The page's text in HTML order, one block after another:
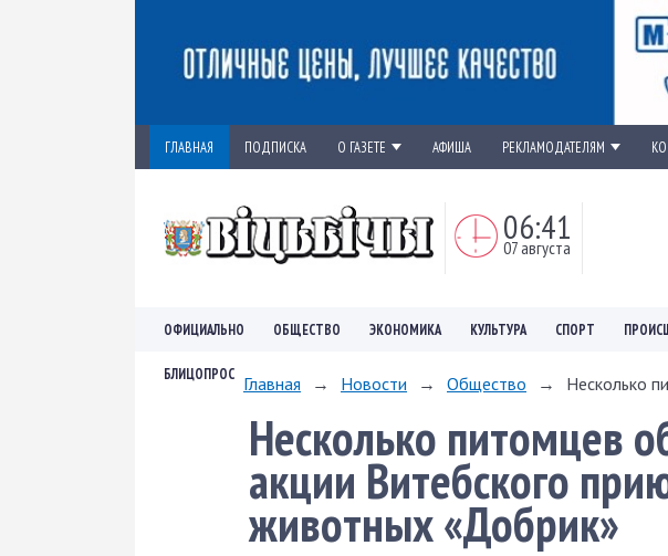
ГЛАВНАЯ ПОДПИСКА О ГАЗЕТЕ АФИША РЕКЛАМОДАТЕЛЯМ
06:41
07 августа
ОФИЦИАЛЬНО ОБЩЕСТВО ЭКОНОМИКА КУЛЬТУРА СПОРТ
БЛИЦОПРОС Главная → Новости → Общество → Несколько
Несколько питомцев
акции Витебского
животных «Добрик»